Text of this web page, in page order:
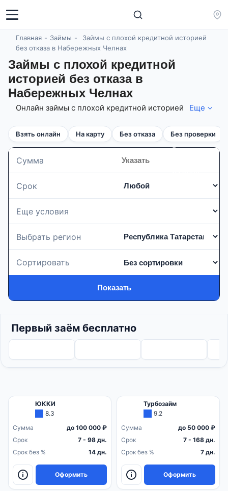
Главная Займы
Займы с плохой кредитной историей
без отказа в Набережных Челнах
Займы с плохой кредитной
историей без отказа в
Набережных Челнах
Онлайн займы с плохой кредитной историей
МФО и МКК с лицензией от ЦБ! На
09.08.2026 займов 166 шт. суммой до 1 000
000 рублей, сроком до 1440 дн. по ставке от
0% в день! Одобрение 96%! Вы можете
повысить шансы и взять микрозайм с
оформив онлайн заявку сразу в несколько
МФО и МКК! Если Вам отклонили заявку на
выдачу крупной суммы, поделите ее на
несколько частей и получите деньги взаймы
Еще
Взять онлайн На карту Без отказа Без проверки
Сумма
Введите
рублях
Срок
Еще условия
Выбрать регион
Сортировать
Показать
Первый заём бесплатно
ЮККИ
8.3
Сумма
до 100 000 ₽
Срок
7 - 98 дн.
Срок без %
14 дн.
Оформить
Турбозайм
9.2
Сумма
до 50 000 ₽
Срок
7 - 168 дн.
Срок без %
7 дн.
Оформить